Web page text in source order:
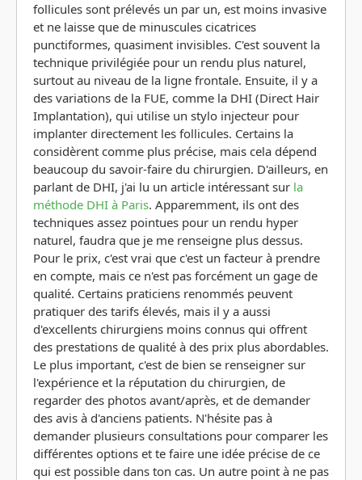
follicules sont prélevés un par un, est moins invasive
et ne laisse que de minuscules cicatrices
punctiformes, quasiment invisibles. C'est souvent la
technique privilégiée pour un rendu plus naturel,
surtout au niveau de la ligne frontale. Ensuite, il y a
des variations de la FUE, comme la DHI (Direct Hair
Implantation), qui utilise un stylo injecteur pour
implanter directement les follicules. Certains la
considèrent comme plus précise, mais cela dépend
beaucoup du savoir-faire du chirurgien. D'ailleurs, en
parlant de DHI, j'ai lu un article intéressant sur la
méthode DHI à Paris. Apparemment, ils ont des
techniques assez pointues pour un rendu hyper
naturel, faudra que je me renseigne plus dessus.
Pour le prix, c'est vrai que c'est un facteur à prendre
en compte, mais ce n'est pas forcément un gage de
qualité. Certains praticiens renommés peuvent
pratiquer des tarifs élevés, mais il y a aussi
d'excellents chirurgiens moins connus qui offrent
des prestations de qualité à des prix plus abordables.
Le plus important, c'est de bien se renseigner sur
l'expérience et la réputation du chirurgien, de
regarder des photos avant/après, et de demander
des avis à d'anciens patients. N'hésite pas à
demander plusieurs consultations pour comparer les
différentes options et te faire une idée précise de ce
qui est possible dans ton cas. Un autre point à ne pas